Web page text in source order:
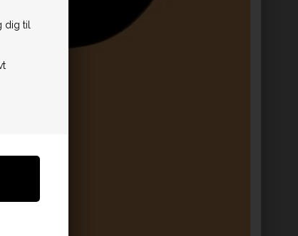
dig til